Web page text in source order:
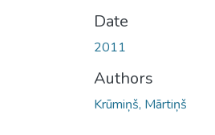
Date
2011
Authors
Krūmiņš, Mārtiņš